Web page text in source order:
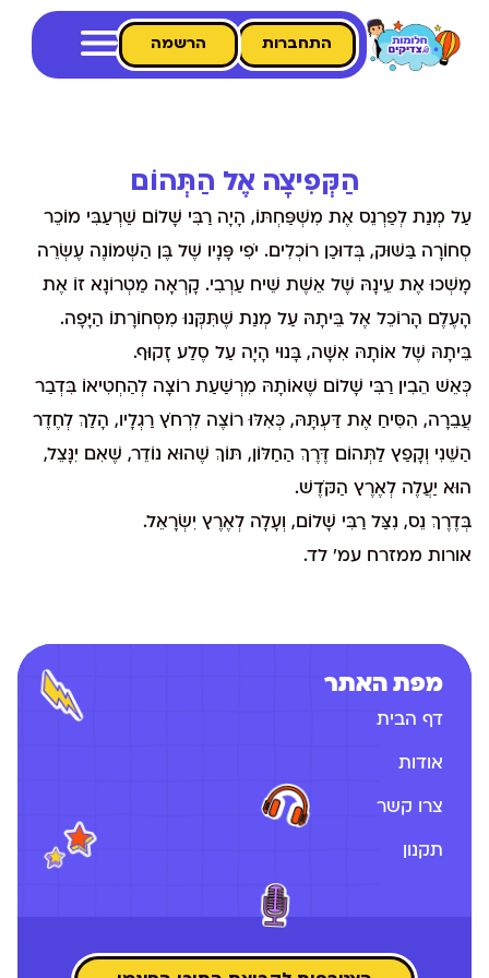
התחברות הרשמה
הַקְּפִיצָה אֶל הַתְּהוֹם
עַל מְנַת לְפַרְנֵס אֶת מִשְׁפַּחְתּוֹ, הָיָה רַבִּי שָׁלוֹם שַׁרְעַבִּי מוֹכֵר
סְחוֹרָה בַּשּׁוּק, בְּדוּכַן רוֹכְלִים. יֹפִי פָּנָיו שֶׁל בֶּן הַשְּׁמוֹנֶה עֶשְׂרֵה
מָשְׁכוּ אֶת עֵינָהּ שֶׁל אֵשֶׁת שֵׁיח עַרְבִי. קָרְאָה מַטְרוֹנָא זוֹ אֶת
הָעֶלֶם הָרוֹכֵל אֶל בֵּיתָהּ עַל מְנַת שֶׁתִּקְּנוּ מִסְּחוֹרָתוֹ הַיָּפָה.
בֵּיתָהּ שֶׁל אוֹתָהּ אִשָּׁה, בָּנוּי הָיָה עַל סֶלַע זָקוּף.
כְּאֵשׁ הֵבִין רַבִּי שָׁלוֹם שֶׁאוֹתָהּ מִרְשַׁעַת רוֹצָה לְהַחְטִיאוֹ בִּדְבַר
עֲבֵרָה, הִסִּיחַ אֶת דַּעְתָּהּ, כְּאִלּוּ רוֹצֶה לִרְחֹץ רַגְלָיו, הָלַךְ לְחֶדֶר
הַשֵּׁנִי וְקָפַץ לַתְּהוֹם דֶּרֶךְ הַחַלּוֹן, תּוֹךְ שֶׁהוּא נוֹדֵר, שֶׁאִם יִנָּצֵל,
הוּא יַעֲלֶה לְאֶרֶץ הַקֹּדֶשׁ.
בְּדֶרֶךְ נֵס, נִצַּל רַבִּי שָׁלוֹם, וְעָלָה לְאֶרֶץ יִשְׂרָאֵל.
אורות ממזרח עמ' לד.
מפת האתר
דף הבית
אודות
צרו קשר
תקנון